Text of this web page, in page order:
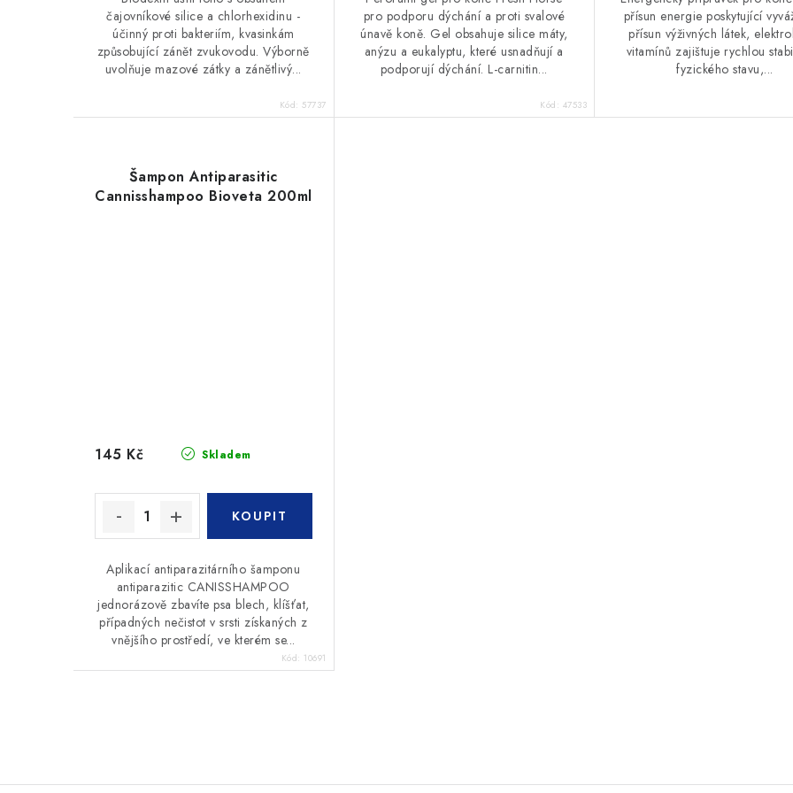
čajovníkové silice a chlorhexidinu -
účinný proti bakteriím, kvasinkám
způsobující zánět zvukovodu. Výborně
uvolňuje mazové zátky a zánětlivý...
Kód: 57737
pro podporu dýchání a proti svalové
únavě koně. Gel obsahuje silice máty,
anýzu a eukalyptu, které usnadňují a
podporují dýchání. L-carnitin...
Kód: 47533
přísun energie poskytující
přísun výživných látek,
vitamínů zajištuje rychlou
fyzického stavu,...
Šampon Antiparasitic
Cannisshampoo Bioveta 200ml
Skladem
145 Kč
Aplikací antiparazitárního šamponu
antiparazitic CANISSHAMPOO
jednorázově zbavíte psa blech, klíšťat,
případných nečistot v srsti získaných z
vnějšího prostředí, ve kterém se...
Kód: 10691